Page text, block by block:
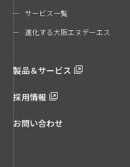
サービス一覧
進化する大阪エヌデーエス
製品＆サービス
採用情報
お問い合わせ